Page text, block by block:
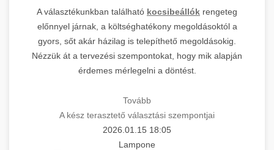
A választékunkban található kocsibeállók rengeteg
előnnyel járnak, a költséghatékony megoldásoktól a
gyors, sőt akár házilag is telepíthető megoldásokig.
Nézzük át a tervezési szempontokat, hogy mik alapján
érdemes mérlegelni a döntést.
Tovább
A kész terasztető választási szempontjai
2026.01.15 18:05
Lampone